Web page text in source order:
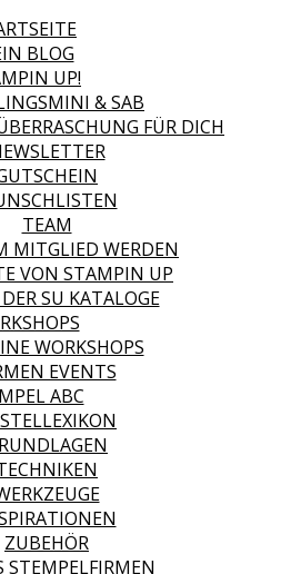
BLOG
UP!
& SAB
FÜR DICH
TEAM
MITGLIED WERDEN
VON STAMPIN UP
SU KATALOGE
WORKSHOPS
EVENTS
ABC
ZUBEHÖR
STEMPELFIRMEN